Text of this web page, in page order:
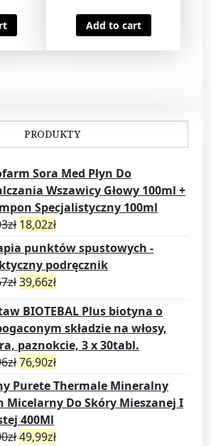
Add to cart
PRODUKTY
Sora Med Płyn Do
Wszawicy Głowy 100ml +
Specjalistyczny 100ml
zł 18,02zł
punktów spustowych -
podręcznik
zł39,66zł
BIOTEBAL Plus biotyna o
składzie na włosy,
paznokcie, 3 x 30tabl.
zł76,90zł
Purete Thermale Mineralny
Micelarny Do Skóry Mieszanej I
400Ml
zł49,99zł